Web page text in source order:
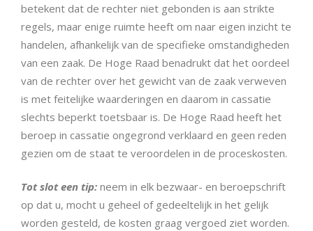
betekent dat de rechter niet gebonden is aan strikte
regels, maar enige ruimte heeft om naar eigen inzicht te
handelen, afhankelijk van de specifieke omstandigheden
van een zaak. De Hoge Raad benadrukt dat het oordeel
van de rechter over het gewicht van de zaak verweven
is met feitelijke waarderingen en daarom in cassatie
slechts beperkt toetsbaar is. De Hoge Raad heeft het
beroep in cassatie ongegrond verklaard en geen reden
gezien om de staat te veroordelen in de proceskosten.
Tot slot een tip: neem in elk bezwaar- en beroepschrift
op dat u, mocht u geheel of gedeeltelijk in het gelijk
worden gesteld, de kosten graag vergoed ziet worden.